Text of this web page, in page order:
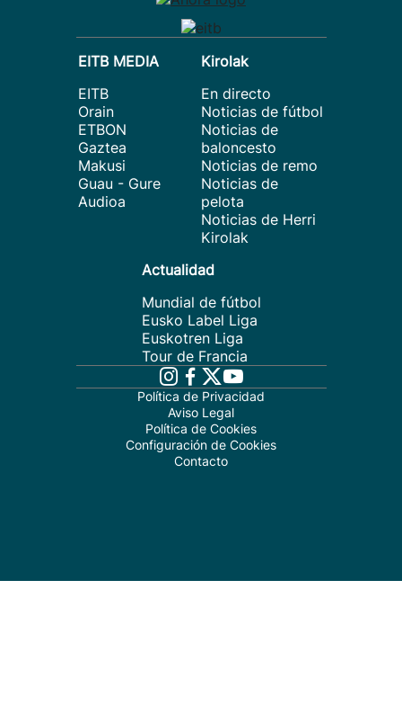
EITB MEDIA
EITB
Orain
ETBON
Gaztea
Makusi
Guau - Gure
Audioa
Kirolak
En directo
Noticias de fútbol
Noticias de
baloncesto
Noticias de remo
Noticias de
pelota
Noticias de Herri
Kirolak
Actualidad
Mundial de fútbol
Eusko Label Liga
Euskotren Liga
Tour de Francia
Política de Privacidad
Aviso Legal
Política de Cookies
Configuración de Cookies
Contacto